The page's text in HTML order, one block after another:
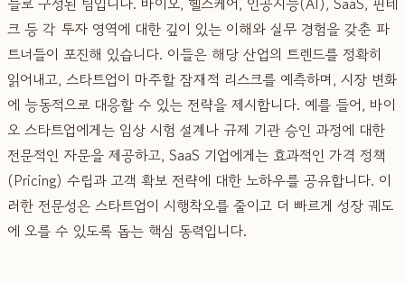
크 등 각 투자 영역에 대한 깊이 있는 이해와 실무 경험을 갖춘 파
트너들이 포진해 있습니다. 이들은 해당 산업의 트렌드를 정확히
읽어내고, 스타트업이 마주할 잠재적 리스크를 예측하며, 시장 변화
에 능동적으로 대응할 수 있는 전략을 제시합니다. 예를 들어, 바이
오 스타트업에게는 임상 시험 설계나 규제 기관 승인 과정에 대한
전문적인 자문을 제공하고, SaaS 기업에게는 효과적인 가격 정책
(Pricing) 수립과 고객 확보 전략에 대한 노하우를 공유합니다. 이
러한 전문성은 스타트업이 시행착오를 줄이고 더 빠르게 성장 궤도
에 오를 수 있도록 돕는 핵심 동력입니다.